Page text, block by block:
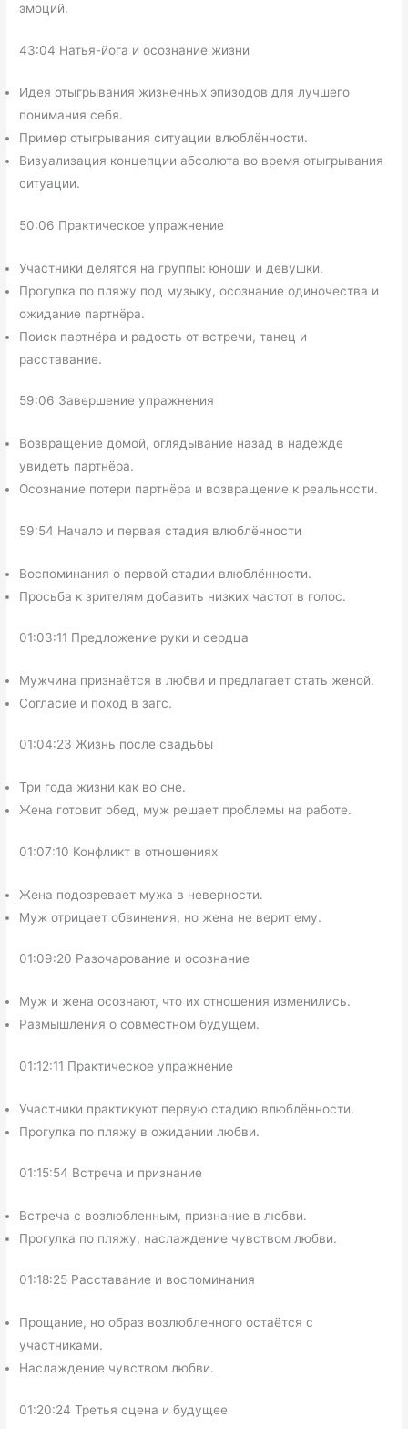
эмоций.
43:04 Натья-йога и осознание жизни
Идея отыгрывания жизненных эпизодов для лучшего
понимания себя.
Пример отыгрывания ситуации влюблённости.
Визуализация концепции абсолюта во время отыгрывания
ситуации.
50:06 Практическое упражнение
Участники делятся на группы: юноши и девушки.
Прогулка по пляжу под музыку, осознание одиночества и
ожидание партнёра.
Поиск партнёра и радость от встречи, танец и
расставание.
59:06 Завершение упражнения
Возвращение домой, оглядывание назад в надежде
увидеть партнёра.
Осознание потери партнёра и возвращение к реальности.
59:54 Начало и первая стадия влюблённости
Воспоминания о первой стадии влюблённости.
Просьба к зрителям добавить низких частот в голос.
01:03:11 Предложение руки и сердца
Мужчина признаётся в любви и предлагает стать женой.
Согласие и поход в загс.
01:04:23 Жизнь после свадьбы
Три года жизни как во сне.
Жена готовит обед, муж решает проблемы на работе.
01:07:10 Конфликт в отношениях
Жена подозревает мужа в неверности.
Муж отрицает обвинения, но жена не верит ему.
01:09:20 Разочарование и осознание
Муж и жена осознают, что их отношения изменились.
Размышления о совместном будущем.
01:12:11 Практическое упражнение
Участники практикуют первую стадию влюблённости.
Прогулка по пляжу в ожидании любви.
01:15:54 Встреча и признание
Встреча с возлюбленным, признание в любви.
Прогулка по пляжу, наслаждение чувством любви.
01:18:25 Расставание и воспоминания
Прощание, но образ возлюбленного остаётся с
участниками.
Наслаждение чувством любви.
01:20:24 Третья сцена и будущее